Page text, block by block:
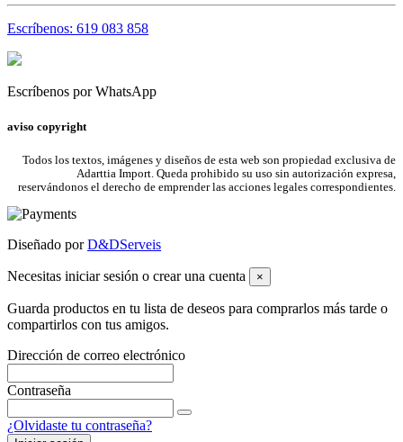
Escríbenos: 619 083 858
Escríbenos por WhatsApp
aviso copyright
Todos los textos, imágenes y diseños de esta web son propiedad exclusiva de
Adarttia Import. Queda prohibido su uso sin autorización expresa,
reservándonos el derecho de emprender las acciones legales correspondientes.
Diseñado porD&DServeis
Necesitas iniciar sesión o crear una cuenta ×
Guarda productos en tu lista de deseos para comprarlos más tarde o
compartirlos con tus amigos.
Dirección de correo electrónico
Contraseña
¿Olvidaste tu contraseña?